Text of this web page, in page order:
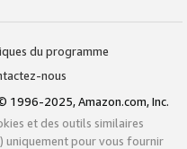
du programme
nous
1996-2025, Amazon.com, Inc.
et des outils similaires
uniquement pour vous fournir